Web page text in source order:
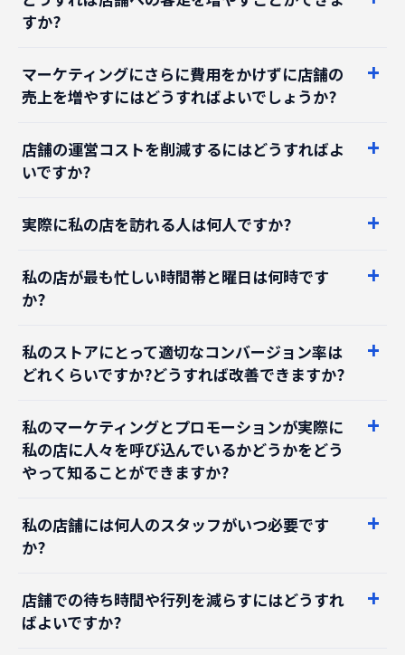
すか?
マーケティングにさらに費用をかけずに店舗の
売上を増やすにはどうすればよいでしょうか?
店舗の運営コストを削減するにはどうすればよ
いですか?
実際に私の店を訪れる人は何人ですか?
私の店が最も忙しい時間帯と曜日は何時です
か?
私のストアにとって適切なコンバージョン率は
どれくらいですか?どうすれば改善できますか?
私のマーケティングとプロモーションが実際に
私の店に人々を呼び込んでいるかどうかをどう
やって知ることができますか?
私の店舗には何人のスタッフがいつ必要です
か?
店舗での待ち時間や行列を減らすにはどうすれ
ばよいですか?